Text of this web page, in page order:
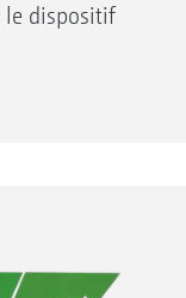
le dispositif